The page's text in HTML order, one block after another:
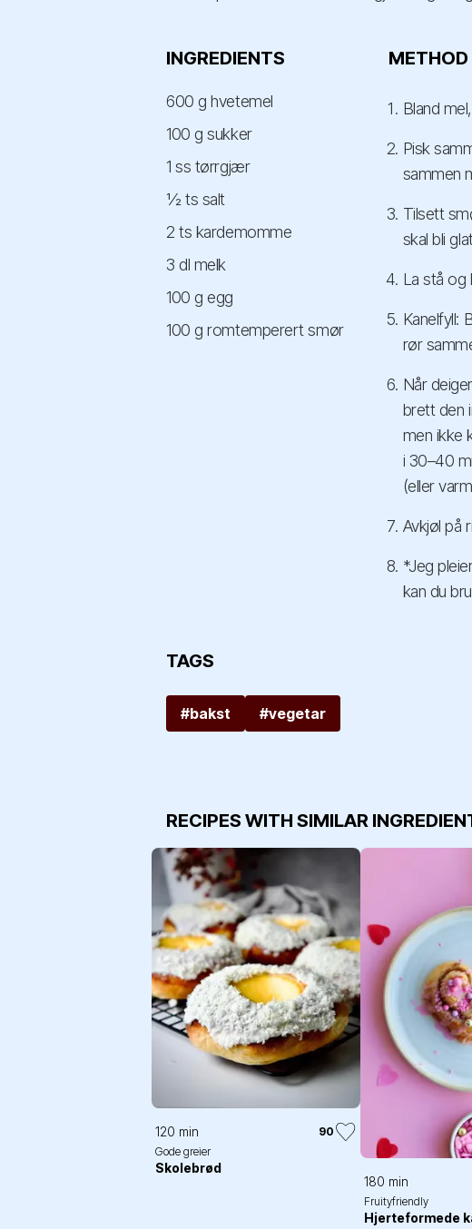
INGREDIENTS
600 g hvetemel
100 g sukker
1 ss tørrgjær
½ ts salt
2 ts kardemomme
3 dl melk
100 g egg
100 g romtemperert smør
METHOD
Bland
Pisk
sammen
Tilsett
skal bli
La stå og
Kanelfyll:
rør
Når
brett den
men ikke
i 30–40
(eller
Avkjøl på
*Jeg
kan du
TAGS
#bakst #vegetar
RECIPES WITH SIMILAR
120 min
90
Gode greier
Skolebrød
180 min
Fruityfriendly
Hjerteformede